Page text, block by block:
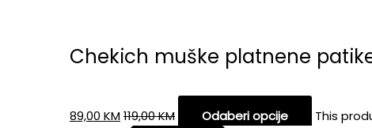
Chekich muške platnene
89,00 KM119,00KM Odaberi opcije This